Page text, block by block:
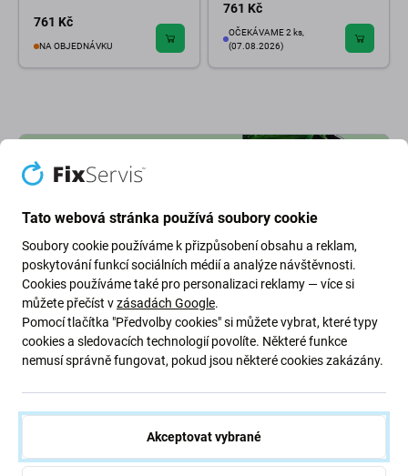
761 Kč
NA OBJEDNÁVKU
761 Kč
OČEKÁVAME 2 ks,
(07.08.2026)
Zelená cesta (Going Green)
přizpůsobujeme naše procesy, abychom snížili naši stopu.
Více informací
Tato webová stránka používá soubory cookie
Soubory cookie používáme k přizpůsobení obsahu a reklam,
poskytování funkcí sociálních médií a analýze návštěvnosti.
Cookies používáme také pro personalizaci reklamy — více si
můžete přečíst vzásadách Google.
Pomocí tlačítka "Předvolby cookies" si můžete vybrat, které typy
cookies a sledovacích technologií povolíte. Některé funkce
nemusí správně fungovat, pokud jsou některé cookies zakázány.
Akceptovat vybrané